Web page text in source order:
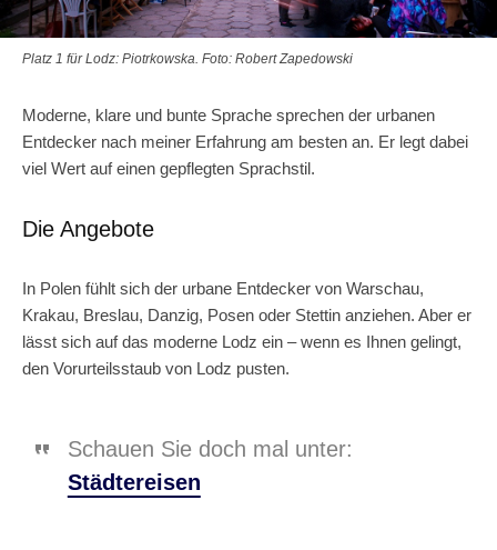
Platz 1 für Lodz: Piotrkowska. Foto: Robert Zapedowski
Moderne, klare und bunte Sprache sprechen der urbanen
Entdecker nach meiner Erfahrung am besten an. Er legt dabei
viel Wert auf einen gepflegten Sprachstil.
Die Angebote
In Polen fühlt sich der urbane Entdecker von Warschau,
Krakau, Breslau, Danzig, Posen oder Stettin anziehen. Aber er
lässt sich auf das moderne Lodz ein – wenn es Ihnen gelingt,
den Vorurteilsstaub von Lodz pusten.
Schauen Sie doch mal unter:
Städtereisen